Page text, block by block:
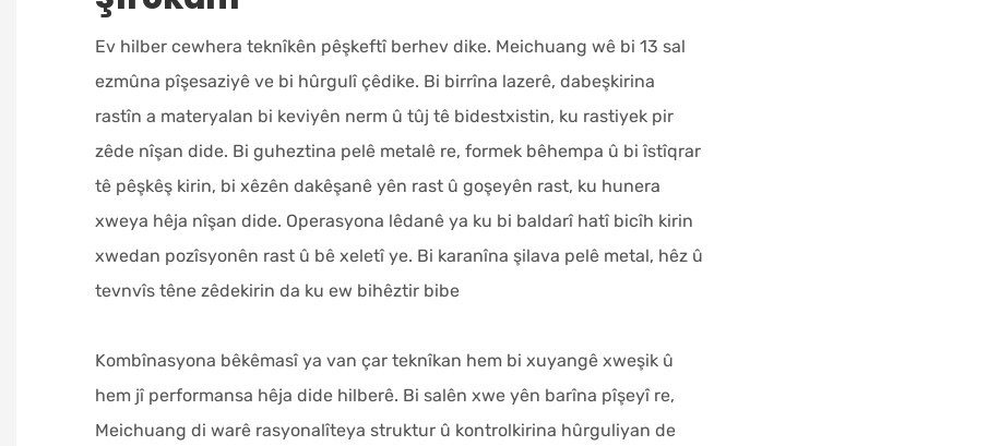
Ev hilber cewhera teknîkên pêşkeftî berhev dike. Meichuang wê bi 13 sal
ezmûna pîşesaziyê ve bi hûrgulî çêdike. Bi birrîna lazerê, dabeşkirina
rastîn a materyalan bi keviyên nerm û tûj tê bidestxistin, ku rastiyek pir
zêde nîşan dide. Bi guheztina pelê metalê re, formek bêhempa û bi îstîqrar
tê pêşkêş kirin, bi xêzên dakêşanê yên rast û goşeyên rast, ku hunera
xweya hêja nîşan dide. Operasyona lêdanê ya ku bi baldarî hatî bicîh kirin
xwedan pozîsyonên rast û bê xeletî ye. Bi karanîna şilava pelê metal, hêz û
tevnvîs têne zêdekirin da ku ew bihêztir bibe
Kombînasyona bêkêmasî ya van çar teknîkan hem bi xuyangê xweşik û
hem jî performansa hêja dide hilberê. Bi salên xwe yên barîna pîşeyî re,
Meichuang di warê rasyonalîteya struktur û kontrolkirina hûrguliyan de